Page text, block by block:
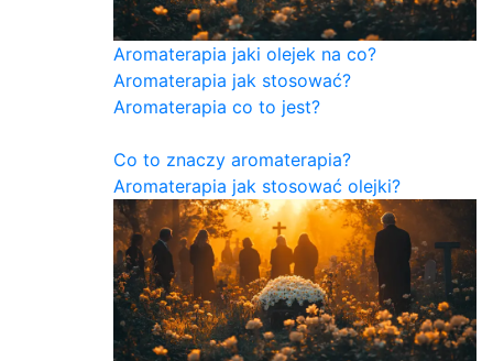
Aromaterapia jaki olejek na co?
Aromaterapia jak stosować?
Aromaterapia co to jest?
Co to znaczy aromaterapia?
Aromaterapia jak stosować olejki?